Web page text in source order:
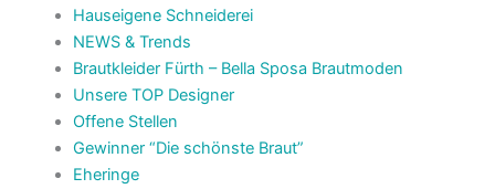
Hauseigene Schneiderei
NEWS & Trends
Brautkleider Fürth – Bella Sposa Brautmoden
Unsere TOP Designer
Offene Stellen
Gewinner “Die schönste Braut”
Eheringe